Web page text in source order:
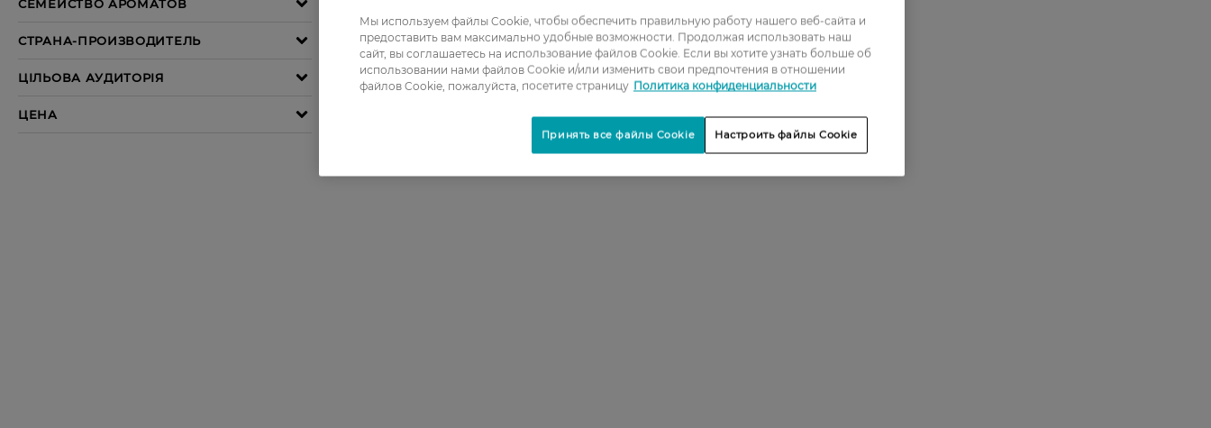
Мы используем файлы Cookie, чтобы обеспечить правильную работу нашего веб-сайта и
предоставить вам максимально удобные возможности. Продолжая использовать наш
сайт, вы соглашаетесь на использование файлов Cookie. Если вы хотите узнать больше об
использовании нами файлов Cookie и/или изменить свои предпочтения в отношении
файлов Cookie, пожалуйста, посетите страницу Политика конфиденциальности
Настроить файлы Cookie
Принять все файлы Cookie